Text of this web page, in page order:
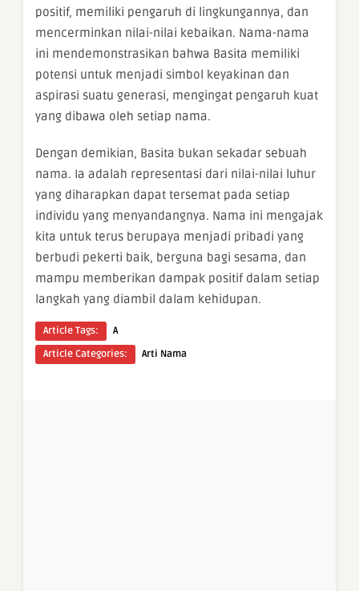
positif, memiliki pengaruh di lingkungannya, dan
mencerminkan nilai-nilai kebaikan. Nama-nama
ini mendemonstrasikan bahwa Basita memiliki
potensi untuk menjadi simbol keyakinan dan
aspirasi suatu generasi, mengingat pengaruh kuat
yang dibawa oleh setiap nama.
Dengan demikian, Basita bukan sekadar sebuah
nama. Ia adalah representasi dari nilai-nilai luhur
yang diharapkan dapat tersemat pada setiap
individu yang menyandangnya. Nama ini mengajak
kita untuk terus berupaya menjadi pribadi yang
berbudi pekerti baik, berguna bagi sesama, dan
mampu memberikan dampak positif dalam setiap
langkah yang diambil dalam kehidupan.
Article Tags:
A
Article Categories:
Arti Nama